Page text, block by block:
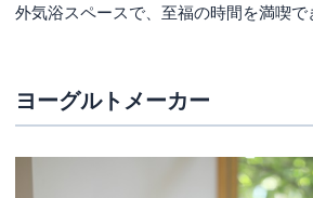
外気浴スペースで、至福の時間を満喫で
ヨーグルトメーカー